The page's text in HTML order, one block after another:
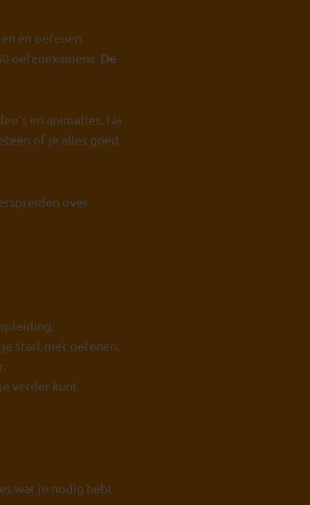
én oefenen.
oefenexamens. De
en animaties. Na
of je alles goed
over
start met oefenen.
verder kunt
wat je nodig hebt